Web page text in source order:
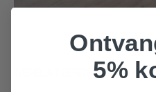
GERELATEERDE5%